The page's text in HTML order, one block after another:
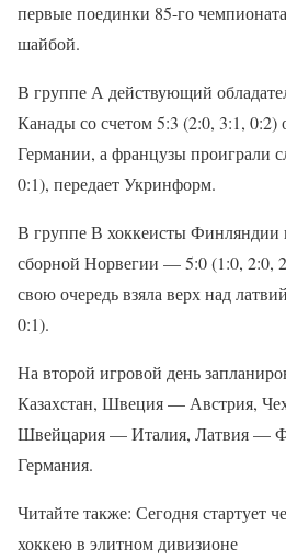
первые поединки 85-го
шайбой.
В группе А действующий
Канады со счетом 5:3 (2:0, 3:1, 0:2)
Германии, а французы проиграли
0:1), передает Укринформ.
В группе В хоккеисты Финляндии
сборной Норвегии — 5:0 (1:0, 2:0,
свою очередь взяла верх над
0:1).
На второй игровой день
Казахстан, Швеция — Австрия,
Швейцария — Италия, Латвия —
Германия.
Читайте также: Сегодня стартует
хоккею в элитном дивизионе